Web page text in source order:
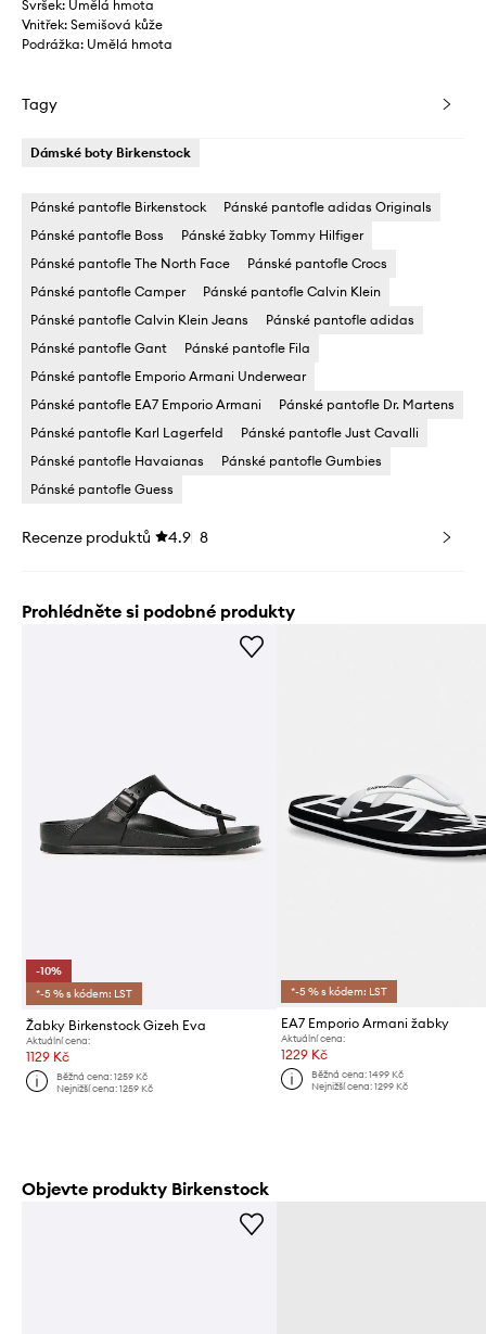
Svršek: Umělá hmota
Vnitřek: Semišová kůže
Podrážka: Umělá hmota
Tagy
Dámské boty Birkenstock
Pánské pantofle Birkenstock
Pánské pantofle adidas Originals
Pánské pantofle Boss
Pánské žabky Tommy Hilfiger
Pánské pantofle The North Face
Pánské pantofle Crocs
Pánské pantofle Camper
Pánské pantofle Calvin Klein
Pánské pantofle Calvin Klein Jeans
Pánské pantofle adidas
Pánské pantofle Gant
Pánské pantofle Fila
Pánské pantofle Emporio Armani Underwear
Pánské pantofle EA7 Emporio Armani
Pánské pantofle Dr. Martens
Pánské pantofle Karl Lagerfeld
Pánské pantofle Just Cavalli
Pánské pantofle Havaianas
Pánské pantofle Gumbies
Pánské pantofle Guess
Recenze produktů 4.9 8
Prohlédněte si podobné produkty
-10%
*-5 % s kódem: LST
Žabky Birkenstock Gizeh Eva
Aktuální cena:
1129 Kč
Běžná cena:1259 Kč
Nejnižší cena:1259 Kč
*-5 % s kódem: LST
EA7 Emporio Armani žabky
Aktuální cena:
1229 Kč
Běžná cena: 1499 Kč
Nejnižší cena: 1299 Kč
Objevte produkty Birkenstock